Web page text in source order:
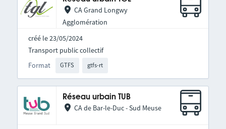
CA Grand Longwy
Agglomération
créé le 23/05/2024
Format GTFS gtfs-rt
Transport public collectif
Réseau urbain TUB
CA de Bar-le-Duc - Sud Meuse